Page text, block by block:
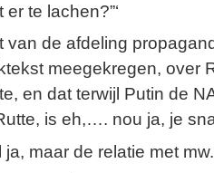
te lachen?”‘
van de afdeling
meegekregen, over
en dat terwijl Putin de
is eh,…. nou ja, je
ja, maar de relatie met